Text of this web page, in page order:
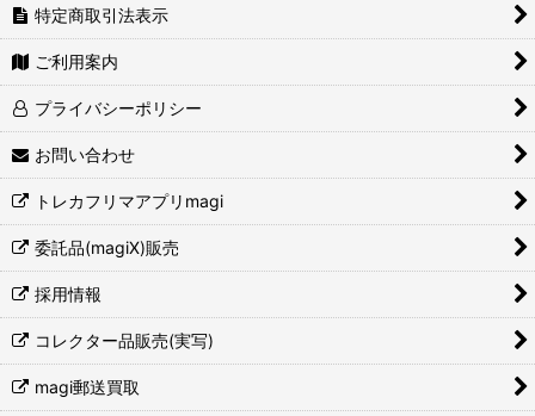
特定商取引法表示
ご利用案内
プライバシーポリシー
お問い合わせ
トレカフリマアプリmagi
委託品(magiX)販売
採用情報
コレクター品販売(実写)
magi郵送買取